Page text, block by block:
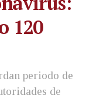
120
periodo de
de